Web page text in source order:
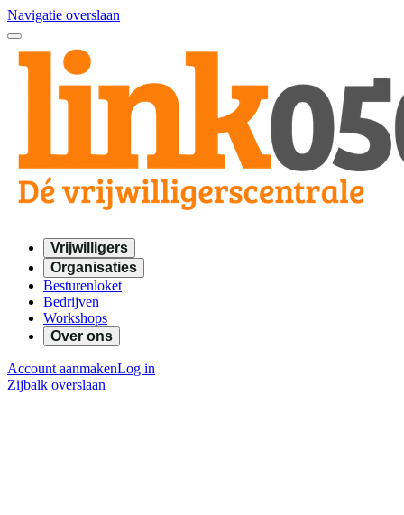
Navigatie overslaan
Vrijwilligers
Organisaties
Besturenloket
Bedrijven
Workshops
Over ons
Account aanmakenLog in
Zijbalk overslaan